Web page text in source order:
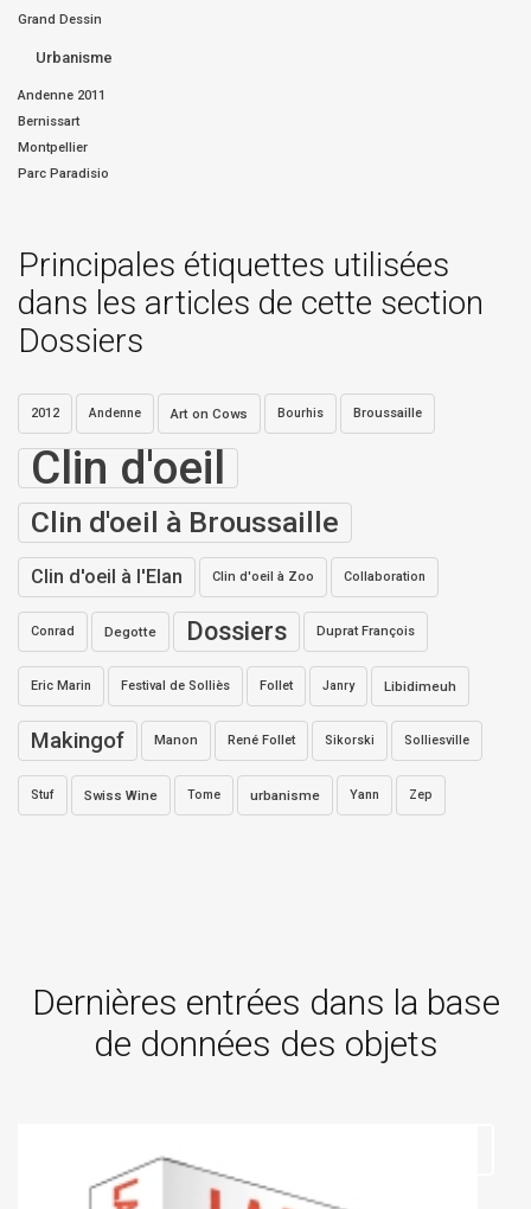
Grand Dessin
Urbanisme
Andenne 2011
Bernissart
Montpellier
Parc Paradisio
Principales étiquettes utilisées
dans les articles de cette section
Dossiers
2012 Andenne Art on Cows Bourhis Broussaille
Clin d'oeil
Clin d'oeil à Broussaille
Clin d'oeil à l'Elan Clin d'oeil à Zoo Collaboration
Conrad Degotte Dossiers Duprat François
Eric Marin Festival de Solliès Follet Janry Libidimeuh
Makingof Manon René Follet Sikorski Solliesville
Stuf Swiss Wine Tome urbanisme Yann Zep
Dernières entrées dans la base
de données des objets